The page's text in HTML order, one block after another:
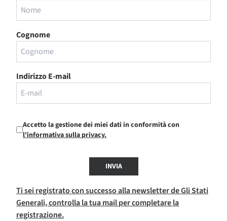
Cognome
Indirizzo E-mail
Accetto la gestione dei miei dati in conformità con
l'informativa sulla privacy.
INVIA
Ti sei registrato con successo alla newsletter de Gli Stati
Generali, controlla la tua mail per completare la
registrazione.